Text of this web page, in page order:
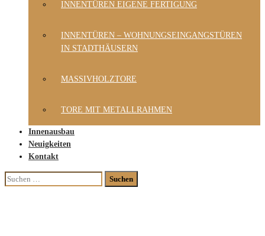
INNENTÜREN EIGENE FERTIGUNG
INNENTÜREN – WOHNUNGSEINGANGSTÜREN
IN STADTHÄUSERN
MASSIVHOLZTORE
TORE MIT METALLRAHMEN
Innenausbau
Neuigkeiten
Kontakt
Suchen
nach: